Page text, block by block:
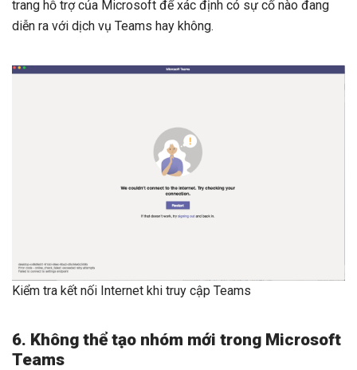
trang hỗ trợ của Microsoft để xác định có sự cố nào đang
diễn ra với dịch vụ Teams hay không.
Kiểm tra kết nối Internet khi truy cập Teams
6. Không thể tạo nhóm mới trong Microsoft
Teams